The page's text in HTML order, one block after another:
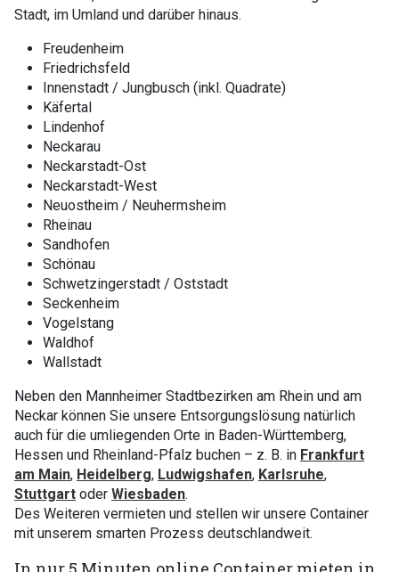
Stadt, im Umland und darüber hinaus.
Freudenheim
Friedrichsfeld
Innenstadt / Jungbusch (inkl. Quadrate)
Käfertal
Lindenhof
Neckarau
Neckarstadt-Ost
Neckarstadt-West
Neuostheim / Neuhermsheim
Rheinau
Sandhofen
Schönau
Schwetzingerstadt / Oststadt
Seckenheim
Vogelstang
Waldhof
Wallstadt
Neben den Mannheimer Stadtbezirken am Rhein und am
Neckar können Sie unsere Entsorgungslösung natürlich
auch für die umliegenden Orte in Baden-Württemberg,
Hessen und Rheinland-Pfalz buchen – z. B. in Frankfurt
am Main, Heidelberg, Ludwigshafen, Karlsruhe,
Stuttgart oder Wiesbaden.
Des Weiteren vermieten und stellen wir unsere Container
mit unserem smarten Prozess deutschlandweit.